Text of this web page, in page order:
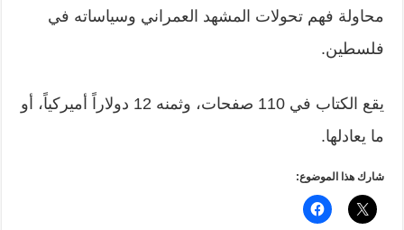
محاولة فهم تحولات المشهد العمراني وسياساته في
فلسطين.
يقع الكتاب في 110 صفحات، وثمنه 12 دولاراً أميركياً، أو
ما يعادلها.
شارك هذا الموضوع: